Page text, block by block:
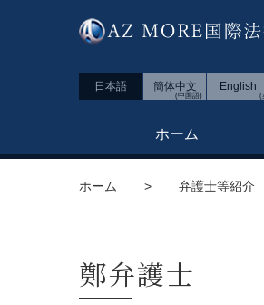
日本語 簡体中文 English
ホーム
ホーム > 弁護士等紹介
鄭弁護士